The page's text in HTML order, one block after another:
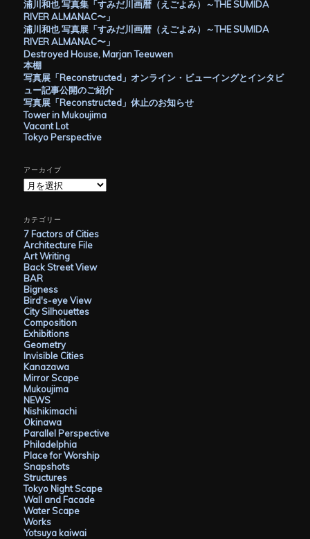
シ
ョ
ン
浦川和也 写真集「すみだ川画暦（えごよみ）～THE SUMIDA
RIVER ALMANAC〜」
浦川和也 写真展「すみだ川画暦（えごよみ）～THE SUMIDA
RIVER ALMANAC〜」
Destroyed House, Marjan Teeuwen
本棚
写真展「Reconstructed」オンライン・ビューイングとインタビ
ュー記事公開のご紹介
写真展「Reconstructed」休止のお知らせ
Tower in Mukoujima
Vacant Lot
Tokyo Perspective
アーカイブ
ア
ー
イ
ブ
カテゴリー
7 Factors of Cities
Architecture File
Art Writing
Back Street View
BAR
Bigness
Bird's-eye View
City Silhouettes
Composition
Exhibitions
Geometry
Invisible Cities
Kanazawa
Mirror Scape
Mukoujima
NEWS
Nishikimachi
Okinawa
Parallel Perspective
Philadelphia
Place for Worship
Snapshots
Structures
Tokyo Night Scape
Wall and Facade
Water Scape
Works
Yotsuya kaiwai